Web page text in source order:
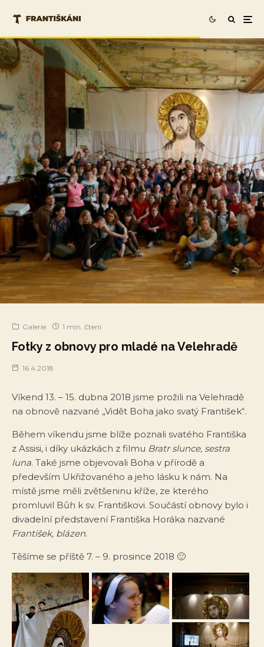
Galerie 1 min. čtení
Fotky z obnovy pro mladé na Velehradě
16.4.2018
Víkend 13. – 15. dubna 2018 jsme prožili na Velehradě
na obnově nazvané „Vidět Boha jako svatý František“.
Během víkendu jsme blíže poznali svatého Františka
z Assisi, i díky ukázkách z filmu Bratr slunce, sestra
luna. Také jsme objevovali Boha v přírodě a
především Ukřižovaného a jeho lásku k nám. Na
místě jsme měli zvětšeninu kříže, ze kterého
promluvil Bůh k sv. Františkovi. Součástí obnovy bylo i
divadelní představení Františka Horáka nazvané
František, blázen.
Těšíme se příště 7. – 9. prosince 2018 🙂